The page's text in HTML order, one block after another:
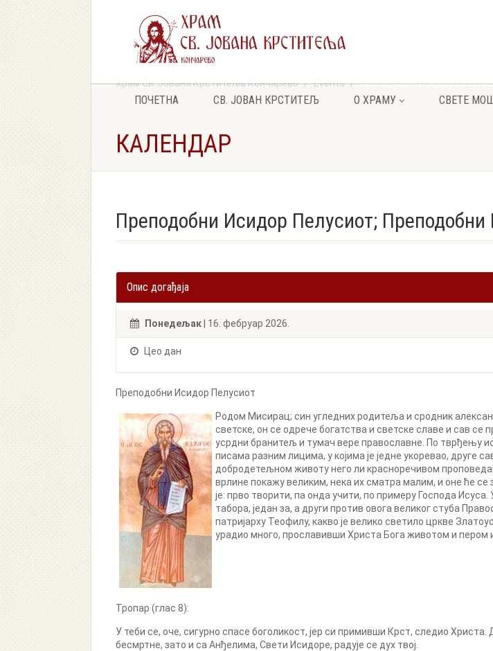
ПОЧЕТНА СВ. ЈОВАН КРСТИТЕЉ О ХРАМУ СВЕТЕ
Храм Св. Јована Крститеља Кончарево Events Преподобни Исидор
КАЛЕНДАР
Преподобни Исидор Пелусиот; Преподобни
Опис догађаја
Понедељак | 16. фебруар 2026.
Цео дан
Преподобни Исидор Пелусиот
Родом Мисирац; син угледних родитеља и сродник
светске, он се одрече богатства и светске славе и сав
усрдни бранитељ и тумач вере православне. По тврђењу
писама разним лицима, у којима је једне укоревао, друге
добродетељном животу него ли красноречивом
врлине покажу великим, нека их сматра малим, и оне ће
је: прво творити, па онда учити, по примеру Господа
табора, један за, а други против овога великог стуба
патријарху Теофилу, какво је велико светило цркве
урадио много, прославивши Христа Бога животом и пером
Тропар (глас 8):
У теби се, оче, сигурно спасе боголикост, јер си примивши Крст, следио
бесмртне, зато и са Анђелима, Свети Исидоре, радује се дух твој.